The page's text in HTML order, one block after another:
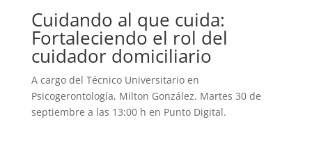
Cuidando al que cuida:
Fortaleciendo el rol del
cuidador domiciliario
A cargo del Técnico Universitario en
Psicogerontología, Milton González. Martes 30 de
septiembre a las 13:00 h en Punto Digital.